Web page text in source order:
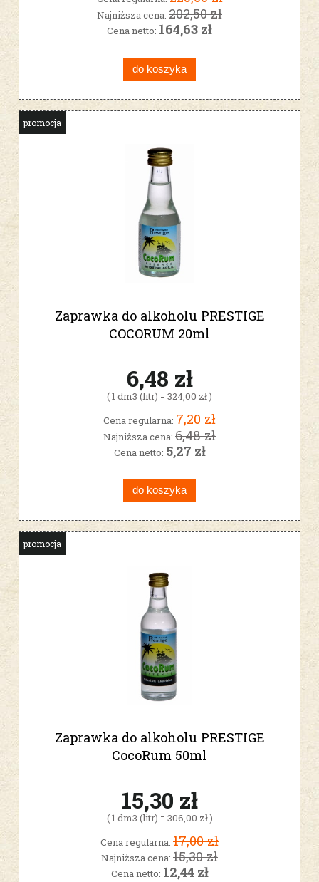
Najniższa cena: 202,50 zł
Cena netto: 164,63 zł
do koszyka
Zaprawka do alkoholu PRESTIGE
COCORUM 20ml
6,48 zł
( 1 dm3 (litr) = 324,00 zł )
Cena regularna: 7,20 zł
Najniższa cena: 6,48 zł
Cena netto: 5,27 zł
do koszyka
promocja
Zaprawka do alkoholu PRESTIGE
CocoRum 50ml
15,30 zł
( 1 dm3 (litr) = 306,00 zł )
Cena regularna: 17,00 zł
Najniższa cena: 15,30 zł
Cena netto: 12,44 zł
promocja